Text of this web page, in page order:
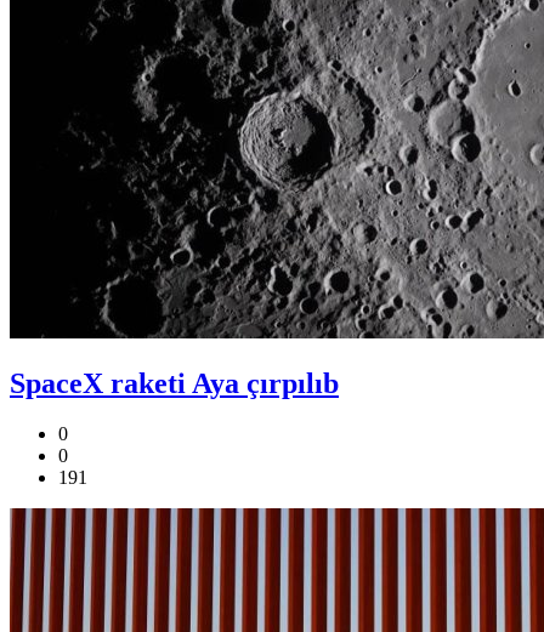
SpaceX raketi Aya çırpılıb
0
0
191